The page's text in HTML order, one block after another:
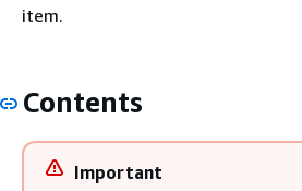
item.
Contents
Important